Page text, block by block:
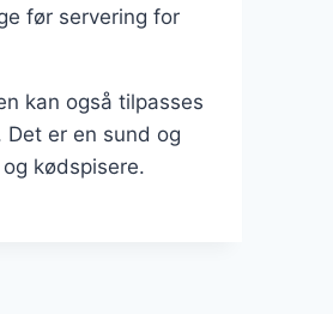
før servering for
kan også tilpasses
er en sund og
kødspisere.